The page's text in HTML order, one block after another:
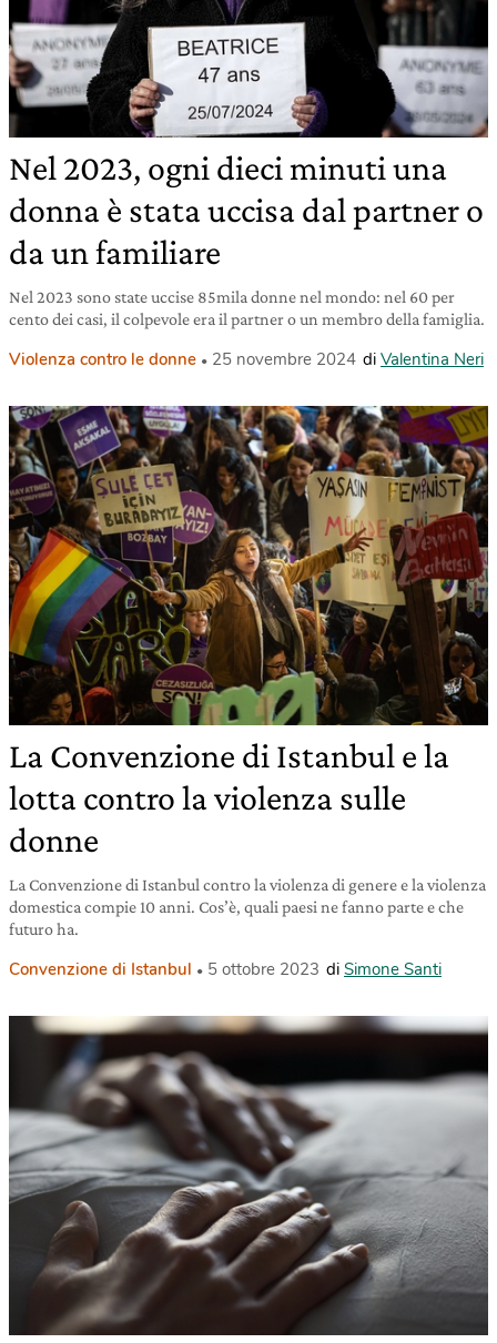
Nel 2023, ogni dieci minuti una
donna è stata uccisa dal partner o
da un familiare
Nel 2023 sono state uccise 85mila donne nel mondo: nel 60 per
cento dei casi, il colpevole era il partner o un membro della famiglia.
Violenza contro le donne 25 novembre 2024 di Valentina Neri
La Convenzione di Istanbul e la
lotta contro la violenza sulle
donne
La Convenzione di Istanbul contro la violenza di genere e la violenza
domestica compie 10 anni. Cos’è, quali paesi ne fanno parte e che
futuro ha.
Convenzione di Istanbul 5 ottobre 2023 di Simone Santi